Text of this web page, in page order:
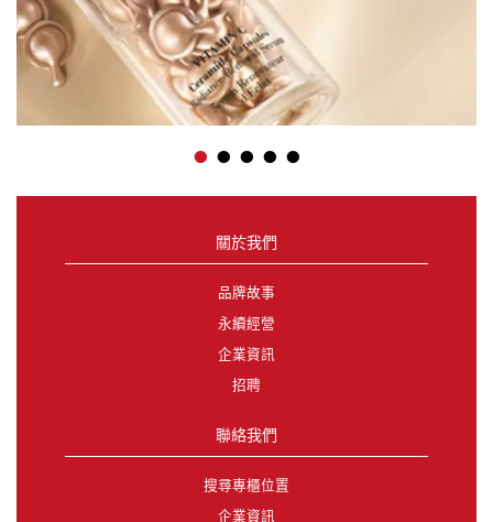
•••••
關於我們
品牌故事
永續經營
企業資訊
招聘
聯絡我們
搜尋專櫃位置
企業資訊